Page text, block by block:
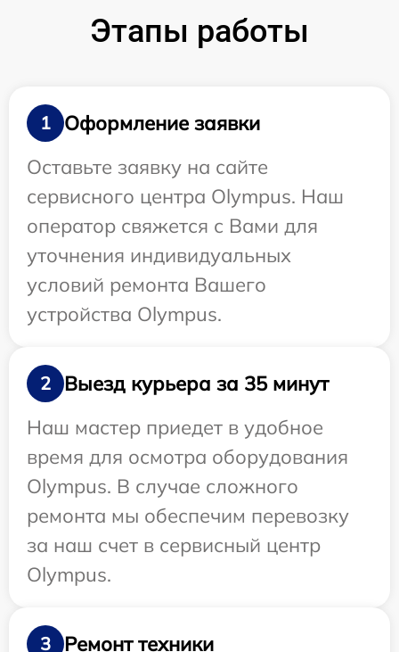
Этапы работы
1
Оформление заявки
Оставьте заявку на сайте
сервисного центра Olympus. Наш
оператор свяжется с Вами для
уточнения индивидуальных
условий ремонта Вашего
устройства Olympus.
2
Выезд курьера за 35 минут
Наш мастер приедет в удобное
время для осмотра оборудования
Olympus. В случае сложного
ремонта мы обеспечим перевозку
за наш счет в сервисный центр
Olympus.
3 Ремонт техники